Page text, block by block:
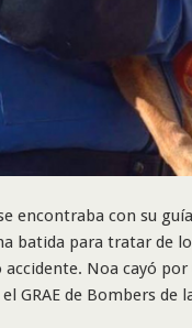
encontraba con su
batida para tratar de
Noa cayó
GRAE de Bombers